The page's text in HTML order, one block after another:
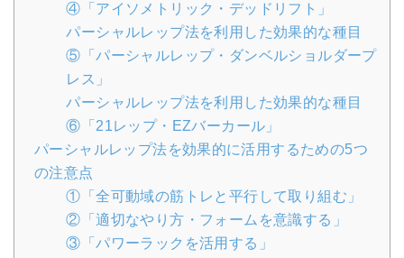
④「アイソメトリック・デッドリフト」
パーシャルレップ法を利用した効果的な種目
⑤「パーシャルレップ・ダンベルショルダープ
レス」
パーシャルレップ法を利用した効果的な種目
⑥「21レップ・EZバーカール」
パーシャルレップ法を効果的に活用するための5つ
の注意点
①「全可動域の筋トレと平行して取り組む」
②「適切なやり方・フォームを意識する」
③「パワーラックを活用する」